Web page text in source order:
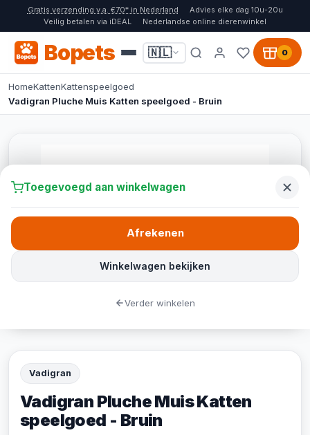
Gratis verzending v.a. €70* in Nederland
Advies elke dag 10u-20u
Veilig betalen via iDEAL
Nederlandse online dierenwinkel
Bopets 🇳🇱 0
HomeKattenKattenspeelgoed
Vadigran Pluche Muis Katten speelgoed - Bruin
Vadigran
Vadigran Pluche Muis Katten
speelgoed - Bruin
Toegevoegd aan winkelwagen
Winkelwagen bekijken
Afrekenen
Verder winkelen